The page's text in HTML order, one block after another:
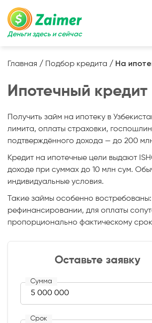
Деньги здесь и сейчас
Главная / Подбор кредита / На
Ипотечный кредит
Получить займ на ипотеку в
лимита, оплаты страховки,
подтверждённого дохода — до 200
Кредит на ипотечные цели выдают
доходе при суммах до 10 млн сум.
индивидуальные условия.
Такие займы особенно
рефинансировании, для оплаты
пропорционально фактическому
Оставьте заявку
Сумма
Срок